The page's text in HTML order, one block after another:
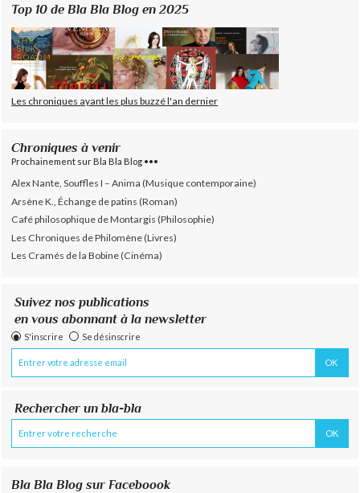
Top 10 de Bla Bla Blog en 2025
Les chroniques ayant les plus buzzé l'an dernier
Chroniques à venir
Prochainement sur Bla Bla Blog •••
Alex Nante, Souffles I – Anima (Musique contemporaine)
Arsène K., Échange de patins (Roman)
Café philosophique de Montargis (Philosophie)
Les Chroniques de Philomène (Livres)
Les Cramés de la Bobine (Cinéma)
Suivez nos publications
en vous abonnant à la newsletter
S'inscrire Se désinscrire
Rechercher un bla-bla
Bla Bla Blog sur Faceboook